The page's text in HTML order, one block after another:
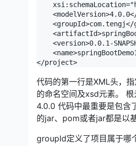
<groupId>com.tengj</
<version>0.0.1-
</project>
代码的第一行是XML头，
的命名空间及xsd元素。
4.0.0 代码中最重要是包
的jar、pom或者jar都是以
groupId定义了项目属于哪